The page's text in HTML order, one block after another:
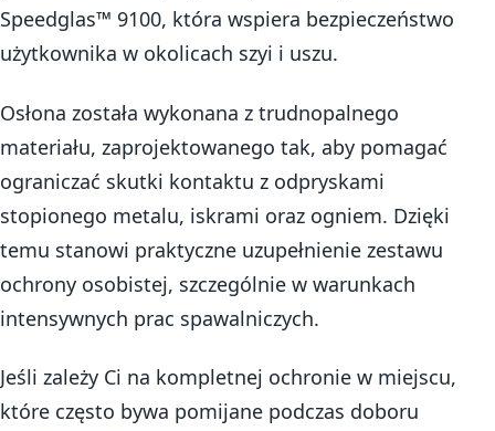
Speedglas™ 9100, która wspiera bezpieczeństwo
użytkownika w okolicach szyi i uszu.
Osłona została wykonana z trudnopalnego
materiału, zaprojektowanego tak, aby pomagać
ograniczać skutki kontaktu z odpryskami
stopionego metalu, iskrami oraz ogniem. Dzięki
temu stanowi praktyczne uzupełnienie zestawu
ochrony osobistej, szczególnie w warunkach
intensywnych prac spawalniczych.
Jeśli zależy Ci na kompletnej ochronie w miejscu,
które często bywa pomijane podczas doboru